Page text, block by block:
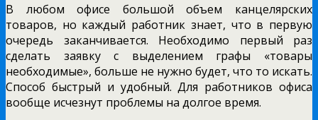
В любом офисе большой объем канцелярских
товаров, но каждый работник знает, что в первую
очередь заканчивается. Необходимо первый раз
сделать заявку с выделением графы «товары
необходимые», больше не нужно будет, что то искать.
Способ быстрый и удобный. Для работников офиса
вообще исчезнут проблемы на долгое время.